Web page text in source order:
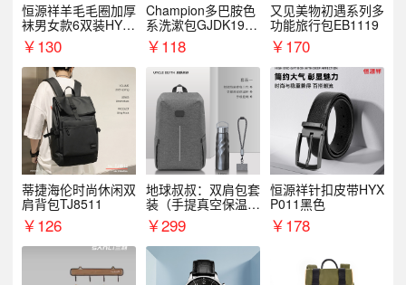
恒源祥羊毛毛圈加厚
袜男女款6双装HYX
068WZ
￥130
Champion多巴胺色
系洗漱包GJDK19R
1￥118
又见美物初遇系列多
功能旅行包EB1119
￥170
蒂捷海伦时尚休闲双
肩背包TJ8511
￥126
地球叔叔：双肩包套
装（手提真空保温杯
+手机挂绳）
￥299
恒源祥针扣皮带HYX
P011黑色
￥178